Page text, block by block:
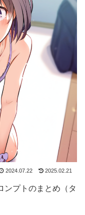
2024.07.22 2025.02.21
ンプトのまとめ（タ